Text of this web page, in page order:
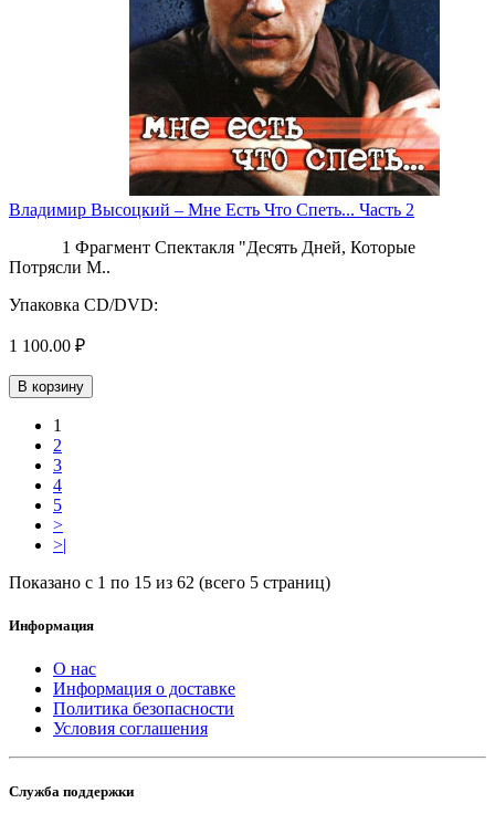
Владимир Высоцкий ‎– Мне Есть Что Спеть... Часть 2
1 Фрагмент Спектакля "Десять Дней, Которые
Потрясли М..
Упаковка CD/DVD:
1 100.00 ₽
В корзину
1
2
3
4
5
>
>|
Показано с 1 по 15 из 62 (всего 5 страниц)
Информация
О нас
Информация о доставке
Политика безопасности
Условия соглашения
Служба поддержки